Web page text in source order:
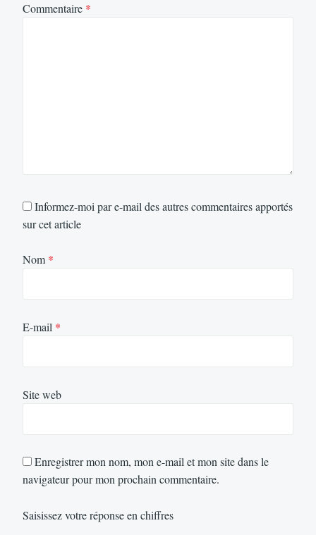
Commentaire *
Informez-moi par e-mail des autres commentaires apportés
sur cet article
Nom *
E-mail *
Site web
Enregistrer mon nom, mon e-mail et mon site dans le
navigateur pour mon prochain commentaire.
Saisissez votre réponse en chiffres